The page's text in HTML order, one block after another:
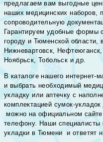
предлагаем вам выгодные
наших медицинских наборов,
сопроводительную
Гарантируем удобные формы
городу и Тюменской области,
Нижневартовск,
Ноябрьск, Тобольск и др.
В каталоге нашего интернет-
и выбрать необходимый
укладку или аптечку с
комплектацией сумок-
можно на официальном
телефону. Наши специалисты
укладки в Тюмени и ответят